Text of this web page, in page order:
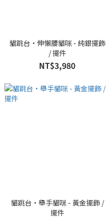
貓跳台・伸懶腰貓咪 - 純銀擺飾
/ 擺件
NT$3,980
貓跳台・舉手貓咪 - 黃金擺飾 /
擺件